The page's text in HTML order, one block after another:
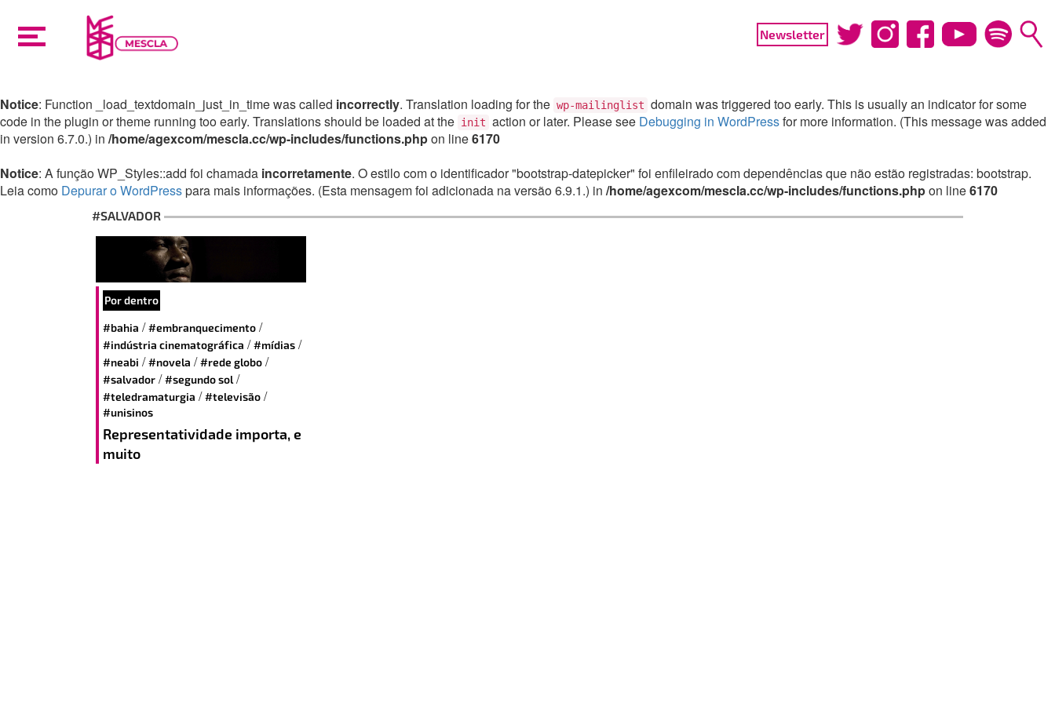
Notice: Function _load_textdomain_just_in_time was called incorrectly. Translation loading for the wp-mailinglist domain was triggered too early. This is usually an indicator for some
code in the plugin or theme running too early. Translations should be loaded at the init action or later. Please see Debugging in WordPressfor more information. (This message was added
in version 6.7.0.) in /home/agexcom/mescla.cc/wp-includes/functions.phpon line6170
Notice: A função WP_Styles::add foi chamada incorretamente. O estilo com o identificador "bootstrap-datepicker" foi enfileirado com dependências que não estão registradas: bootstrap.
Leia como Depurar o WordPresspara mais informações. (Esta mensagem foi adicionada na versão 6.9.1.) in /home/agexcom/mescla.cc/wp-includes/functions.phpon line6170
Newsletter
#SALVADOR
Por dentro
#bahia /#embranquecimento /
#indústria cinematográfica /#mídias /
#neabi /#novela /#rede globo /
#salvador /#segundo sol/
#teledramaturgia /#televisão /
#unisinos
Representatividade importa, e
muito